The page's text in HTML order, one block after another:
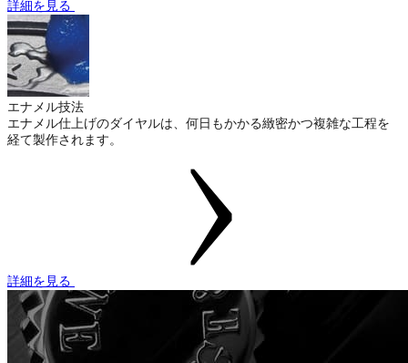
詳細を見る
エナメル技法
エナメル仕上げのダイヤルは、何日もかかる緻密かつ複雑な工程を
経て製作されます。
詳細を見る